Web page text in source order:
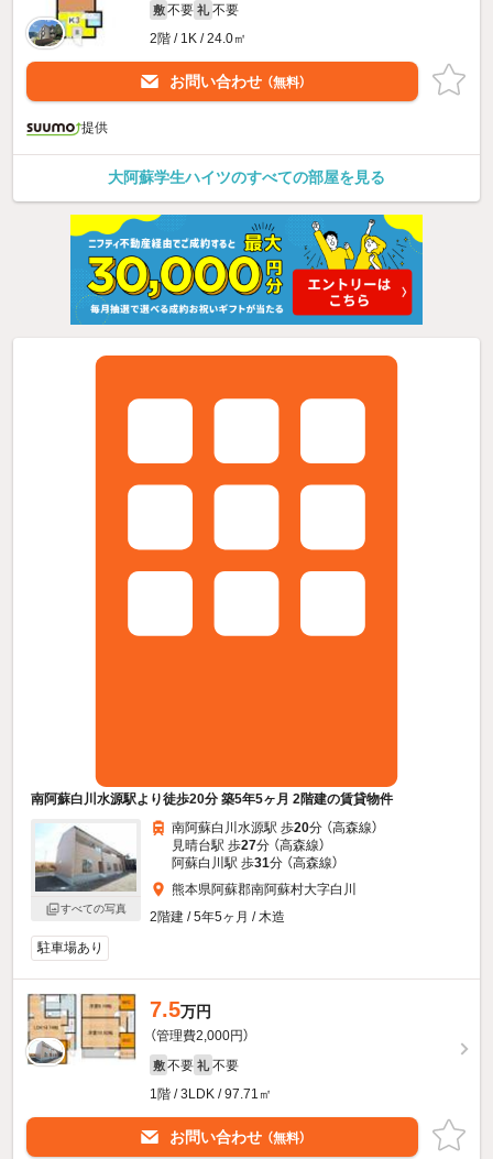
敷 不要 礼 不要
2階 / 1K / 24.0㎡
お問い合わせ （無料）
提供
大阿蘇学生ハイツのすべての部屋を見る
南阿蘇白川水源駅より徒歩20分 築5年5ヶ月 2階建の賃貸物件
すべての写真
南阿蘇白川水源駅 歩20分 （高森線）
見晴台駅 歩27分 （高森線）
阿蘇白川駅 歩31分 （高森線）
熊本県阿蘇郡南阿蘇村大字白川
2階建 / 5年5ヶ月 / 木造
駐車場あり
7.5万円
（管理費2,000円）
敷 不要 礼 不要
1階 / 3LDK / 97.71㎡
お問い合わせ （無料）